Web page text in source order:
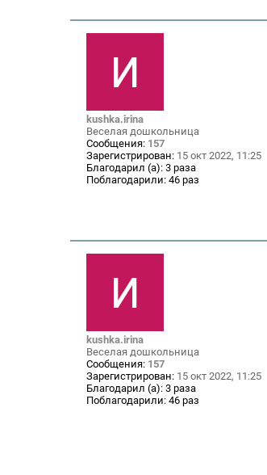
kushka.irina
Веселая дошкольница
Сообщения: 157
Зарегистрирован: 15 окт 2022, 11:25
Благодарил (а): 3 раза
Поблагодарили: 46 раз
kushka.irina
Веселая дошкольница
Сообщения: 157
Зарегистрирован: 15 окт 2022, 11:25
Благодарил (а): 3 раза
Поблагодарили: 46 раз